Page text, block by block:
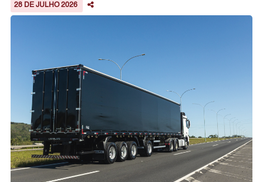
28 DE JULHO 2026